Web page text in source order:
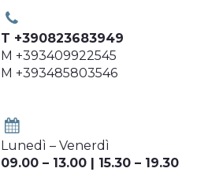
T +390823683949
M +393409922545
M +393485803546
Lunedì – Venerdì
09.00 – 13.00 | 15.30 – 19.30